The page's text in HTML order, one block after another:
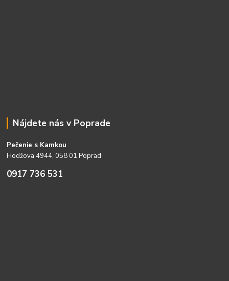
Nájdete nás v Poprade
Pečenie s Kamkou
Hodžova 4944, 058 01 Poprad
0917 736 531